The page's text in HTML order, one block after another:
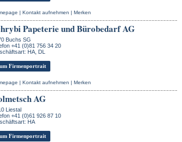
| Kontakt aufnehmen | Merken
Papeterie und Bürobedarf AG
Buchs SG
+41 (0)81 756 34 20
HA, DL
Firmenportrait
| Kontakt aufnehmen | Merken
AG
Liestal
+41 (0)61 926 87 10
HA
Firmenportrait